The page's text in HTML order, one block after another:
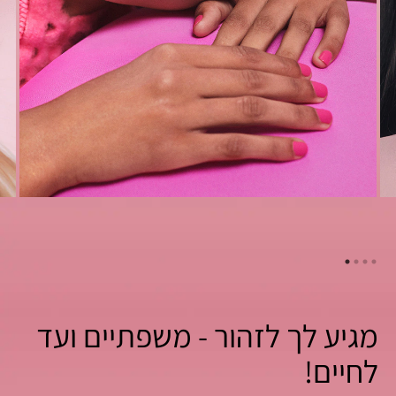
מגיע לך לזהור - משפתיים ועד
לחיים!